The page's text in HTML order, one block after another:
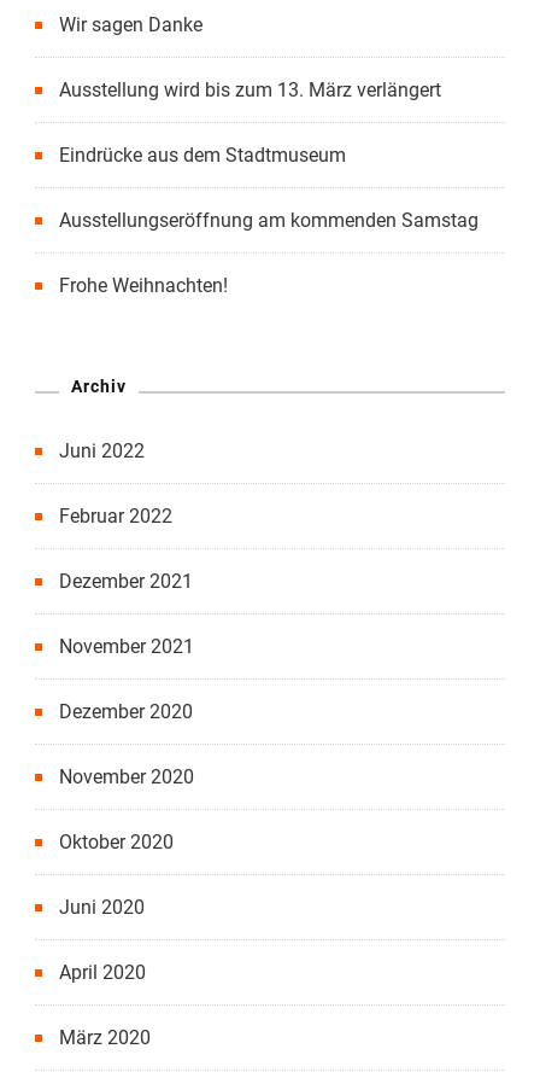
Wir sagen Danke
Ausstellung wird bis zum 13. März verlängert
Eindrücke aus dem Stadtmuseum
Ausstellungseröffnung am kommenden Samstag
Frohe Weihnachten!
Archiv
Juni 2022
Februar 2022
Dezember 2021
November 2021
Dezember 2020
November 2020
Oktober 2020
Juni 2020
April 2020
März 2020